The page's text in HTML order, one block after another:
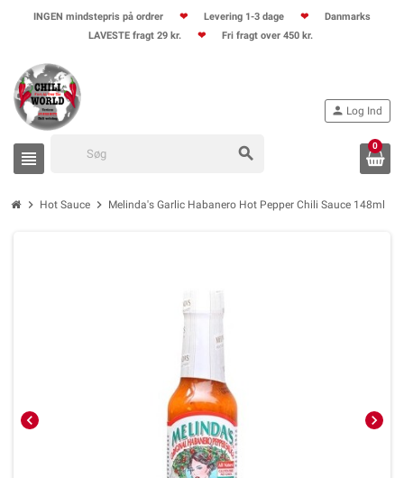
INGEN mindstepris på ordrer ❤ Levering 1-3 dage ❤
Danmarks
LAVESTE fragt 29 kr.
❤ Fri fragt over 450 kr.
view_headline search
person Log Ind
0
chevron_right Hot Sauce chevron_right Melinda's Garlic Habanero Hot Pepper Chili Sauce 148ml
chevron_left chevron_right